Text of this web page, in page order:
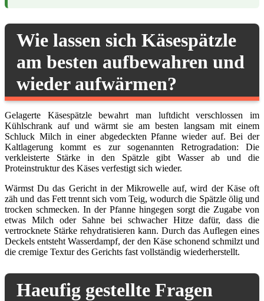
Wie lassen sich Käsespätzle
am besten aufbewahren und
wieder aufwärmen?
Gelagerte Käsespätzle bewahrt man luftdicht verschlossen im
Kühlschrank auf und wärmt sie am besten langsam mit einem
Schluck Milch in einer abgedeckten Pfanne wieder auf. Bei der
Kaltlagerung kommt es zur sogenannten Retrogradation: Die
verkleisterte Stärke in den Spätzle gibt Wasser ab und die
Proteinstruktur des Käses verfestigt sich wieder.
Wärmst Du das Gericht in der Mikrowelle auf, wird der Käse oft
zäh und das Fett trennt sich vom Teig, wodurch die Spätzle ölig und
trocken schmecken. In der Pfanne hingegen sorgt die Zugabe von
etwas Milch oder Sahne bei schwacher Hitze dafür, dass die
vertrocknete Stärke rehydratisieren kann. Durch das Auflegen eines
Deckels entsteht Wasserdampf, der den Käse schonend schmilzt und
die cremige Textur des Gerichts fast vollständig wiederherstellt.
Haeufig gestellte Fragen